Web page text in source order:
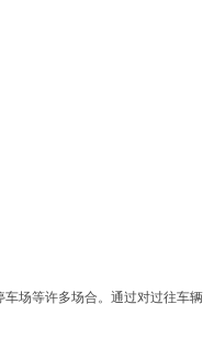
场等许多场合。通过对过往车